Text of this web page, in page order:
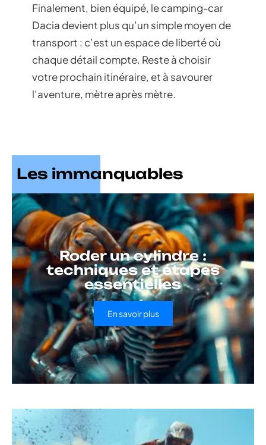
Finalement, bien équipé, le camping-car
Dacia devient plus qu’un simple moyen de
transport : c’est un espace de liberté où
chaque détail compte. Reste à choisir
votre prochain itinéraire, et à savourer
l’aventure, mètre après mètre.
Les immanquables
Roder un cylindre :
techniques et étapes
essentielles
En savoir plus